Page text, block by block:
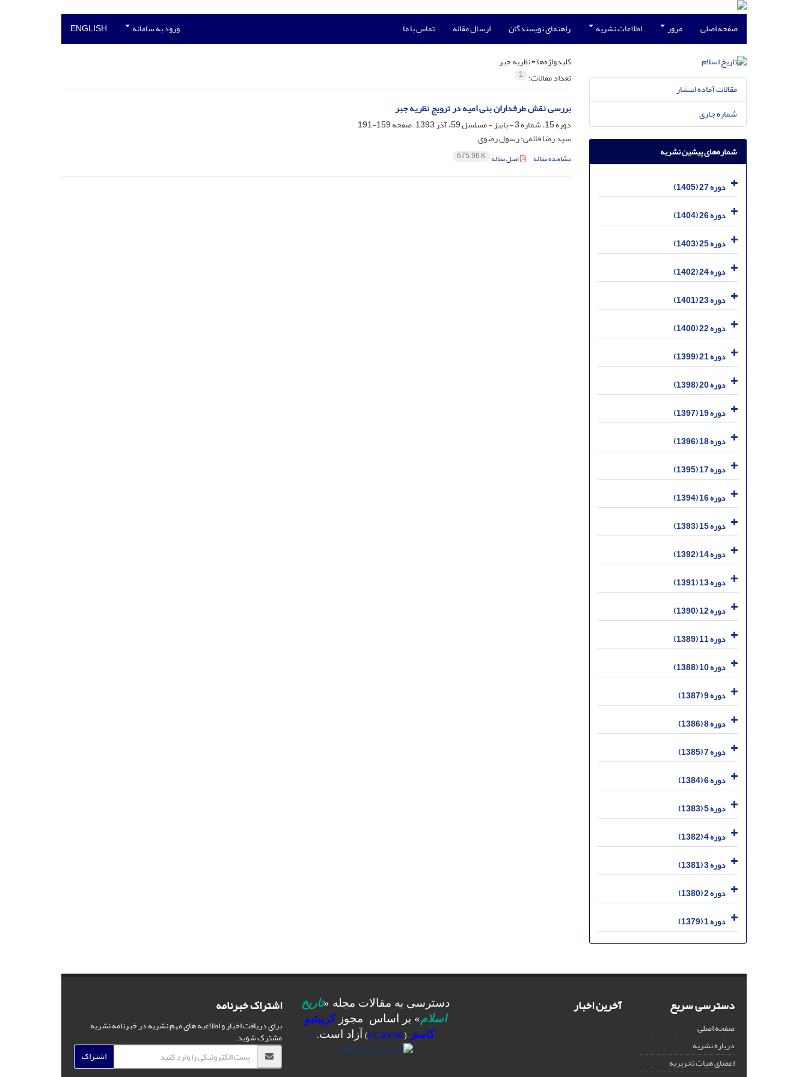
صفحه اصلی مرور اطلاعات نشریه راهنمای نویسندگان ارسال مقاله تماس با ما ورود به سامانه ENGLISH
کلیدواژه‌ها =نظریه جبر
تعداد مقالات: 1
بررسی نقش طرفداران بنی امیه در ترویج نظریه جبر
دوره 15، شماره 3 - پاییز - مسلسل 59، آذر 1393، صفحه
159-191
سید رضا قائمی؛ رسول رضوی
مشاهده مقاله اصل مقاله 675.96 K
مقالات آماده انتشار
شماره جاری
شماره‌های پیشین نشریه
دوره 27 (1405)
دوره 26 (1404)
دوره 25 (1403)
دوره 24 (1402)
دوره 23 (1401)
دوره 22 (1400)
دوره 21 (1399)
دوره 20 (1398)
دوره 19 (1397)
دوره 18 (1396)
دوره 17 (1395)
دوره 16 (1394)
دوره 15 (1393)
دوره 14 (1392)
دوره 13 (1391)
دوره 12 (1390)
دوره 11 (1389)
دوره 10 (1388)
دوره 9 (1387)
دوره 8 (1386)
دوره 7 (1385)
دوره 6 (1384)
دوره 5 (1383)
دوره 4 (1382)
دوره 3 (1381)
دوره 2 (1380)
دوره 1 (1379)
دسترسی سریع
صفحه اصلی
درباره نشریه
اعضای هیات تحریریه
آخرین اخبار دسترسی به مقالات مجله «تاریخ
اسلام» بر اساس مجوزکرییتیو
کامنز
(
CC BY-NC
) آزاد است.
اشتراک خبرنامه
برای دریافت اخبار و اطلاعیه های مهم نشریه در خبرنامه نشریه
مشترک شوید.
اشتراک